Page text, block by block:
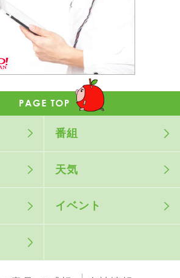
番組
天気
イベント